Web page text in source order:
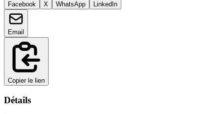
Facebook X WhatsApp LinkedIn
Email
Copier le lien
Détails